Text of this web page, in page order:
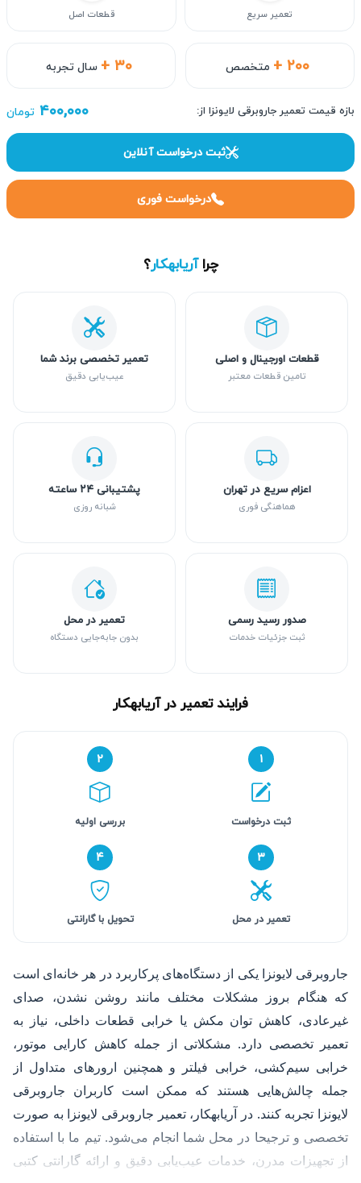
+ ۲۰۰ متخصص + ۳۰ سال تجربه
تعمیر سریع قطعات اصل
بازه قیمت تعمیر جاروبرقی لایونزا از: ۴۰۰,۰۰۰ تومان
ثبت درخواست آنلاین
درخواست فوری
چراآریابهکار؟
قطعات اورجینال و اصلی
تامین قطعات معتبر
تعمیر تخصصی برند شما
عیب‌یابی دقیق
اعزام سریع در تهران
هماهنگی فوری
پشتیبانی ۲۴ ساعته
شبانه روزی
صدور رسید رسمی
ثبت جزئیات خدمات
تعمیر در محل
بدون جابه‌جایی دستگاه
فرایند تعمیر در آریابهکار
۱
ثبت درخواست
۲
بررسی اولیه
۳
تعمیر در محل
۴
تحویل با گارانتی
جاروبرقی لایونزا یکی از دستگاه‌های پرکاربرد در هر خانه‌ای است
که هنگام بروز مشکلات مختلف مانند روشن نشدن، صدای
غیرعادی، کاهش توان مکش یا خرابی قطعات داخلی، نیاز به
تعمیر تخصصی دارد. مشکلاتی از جمله کاهش کارایی موتور،
خرابی سیم‌کشی، خرابی فیلتر و همچنین ارورهای متداول از
جمله چالش‌هایی هستند که ممکن است کاربران جاروبرقی
لایونزا تجربه کنند. در آریابهکار، تعمیر جاروبرقی لایونزا به صورت
تخصصی و ترجیحا در محل شما انجام می‌شود. تیم ما با استفاده
از تجهیزات مدرن، خدمات عیب‌یابی دقیق و ارائه گارانتی کتبی